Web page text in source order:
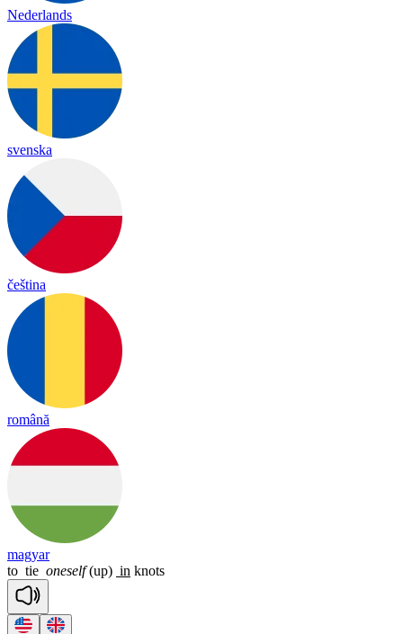
Nederlands
svenska
čeština
română
magyar
to tie oneself (up) in knots